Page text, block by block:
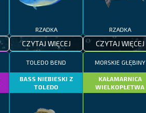
RZADKA
CZYTAJ WIĘCEJ
RZADKA
CZYTAJ WIĘCEJ
TOLEDO BEND
BASS NIEBIESKI Z
TOLEDO
MORSKIE GŁĘBINY
KAŁAMARNICA
WIELKOPŁETWA